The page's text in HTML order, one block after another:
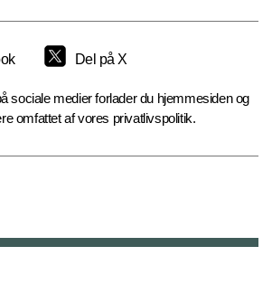
Del på X
sociale medier forlader du hjemmesiden og
omfattet af vores privatlivspolitik.